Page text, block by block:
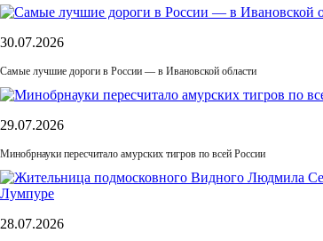
30.07.2026
Самые лучшие дороги в России — в Ивановской области
29.07.2026
Минобрнауки пересчитало амурских тигров по всей России
28.07.2026